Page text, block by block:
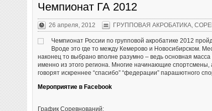
Чемпионат ГА 2012
26 апреля, 2012 ГРУППОВАЯ АКРОБАТИКА,
Чемпионат России по групповой акробатике 2012
Вроде это где то между Кемерово и Новосибирском.
наконец то выбрано вполне разумно – ведь основная
именно из этого региона. Многие начинающие
говорят искреннее “спасибо” “федерации” парашютного
Мероприятие в Facebook
График Соревнований: